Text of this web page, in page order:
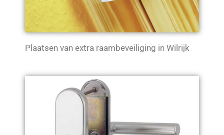
Plaatsen van extra raambeveiliging in Wilrijk